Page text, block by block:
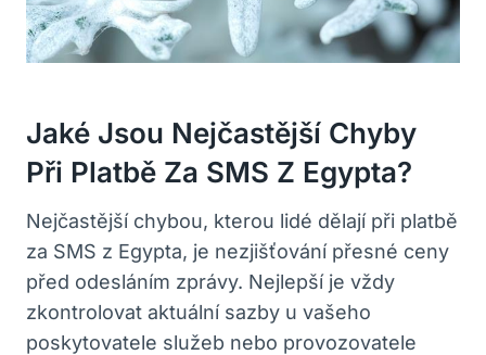
Jaké Jsou Nejčastější Chyby
Při Platbě Za SMS Z Egypta?
Nejčastější chybou, kterou lidé dělají při platbě
za SMS z Egypta, je nezjišťování přesné ceny
před odesláním zprávy. Nejlepší je vždy
zkontrolovat aktuální sazby u vašeho
poskytovatele služeb nebo provozovatele